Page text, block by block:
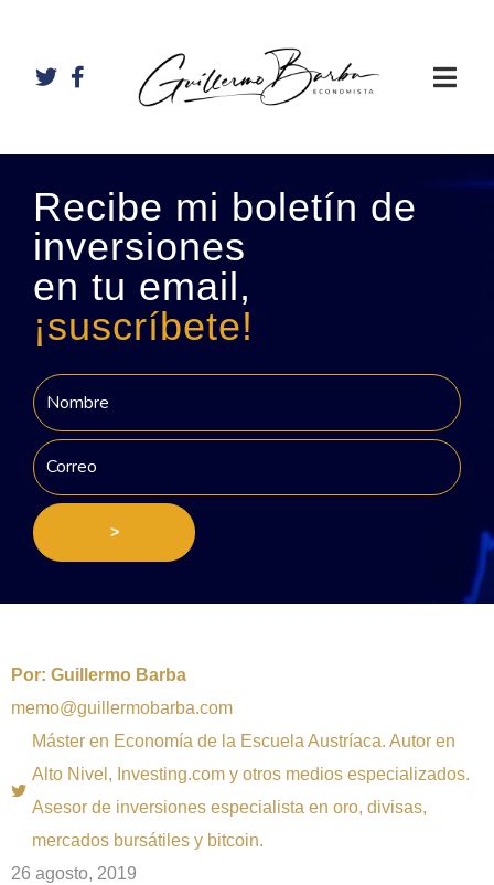
Recibe mi boletín de
inversiones
en tu email,
¡suscríbete!
>
Por: Guillermo Barba
memo@guillermobarba.com
Máster en Economía de la Escuela Austríaca. Autor en
Alto Nivel, Investing.com y otros medios especializados.
Asesor de inversiones especialista en oro, divisas,
mercados bursátiles y bitcoin.
26 agosto, 2019